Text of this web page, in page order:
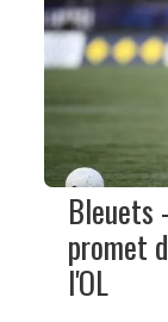
Bleuets
promet
l'OL